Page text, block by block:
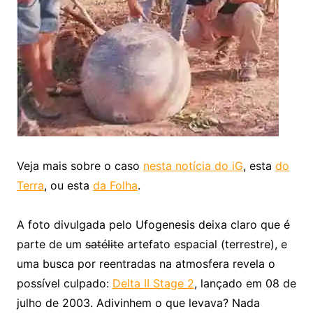
Veja mais sobre o caso nesta notícia do iG, esta do
Terra, ou esta da Folha.
A foto divulgada pelo Ufogenesis deixa claro que é
parte de um satéliteartefato espacial (terrestre), e
uma busca por reentradas na atmosfera revela o
possível culpado: Delta II Stage 2, lançado em 08 de
julho de 2003. Adivinhem o que levava? Nada